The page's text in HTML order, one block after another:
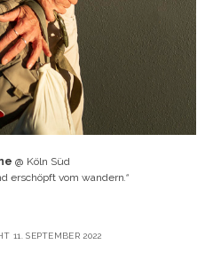
@ Köln Süd
erschöpft vom wandern .“
11. SEPTEMBER 2022